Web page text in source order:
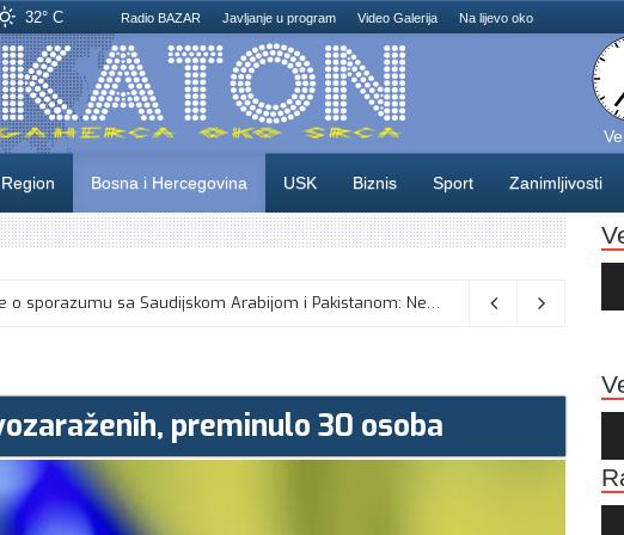
32° C Radio BAZAR Javljanje u program Video Galerija Na lijevo oko
Region Bosna i Hercegovina USK Biznis Sport Zanimljivosti
Turska odbacuje tvrdnje o sporazumu sa Saudijskom Arabijom i Pakistanom: Nema sukoba s obavezama prema NATO-u
preminulo 30 osoba